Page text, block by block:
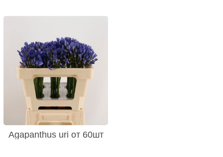
Agapanthus uri от 60шт